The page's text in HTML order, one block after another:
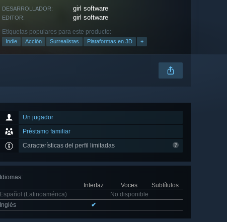
DESARROLLADOR: girl software
EDITOR: girl software
Etiquetas populares para este producto:
Indie Acción Surrealistas Plataformas en 3D +
Un jugador
Préstamo familiar
Características del perfil limitadas
Idiomas:
Interfaz
Voces
Subtítulos
Español (Latinoamérica)
No disponible
Inglés
✔